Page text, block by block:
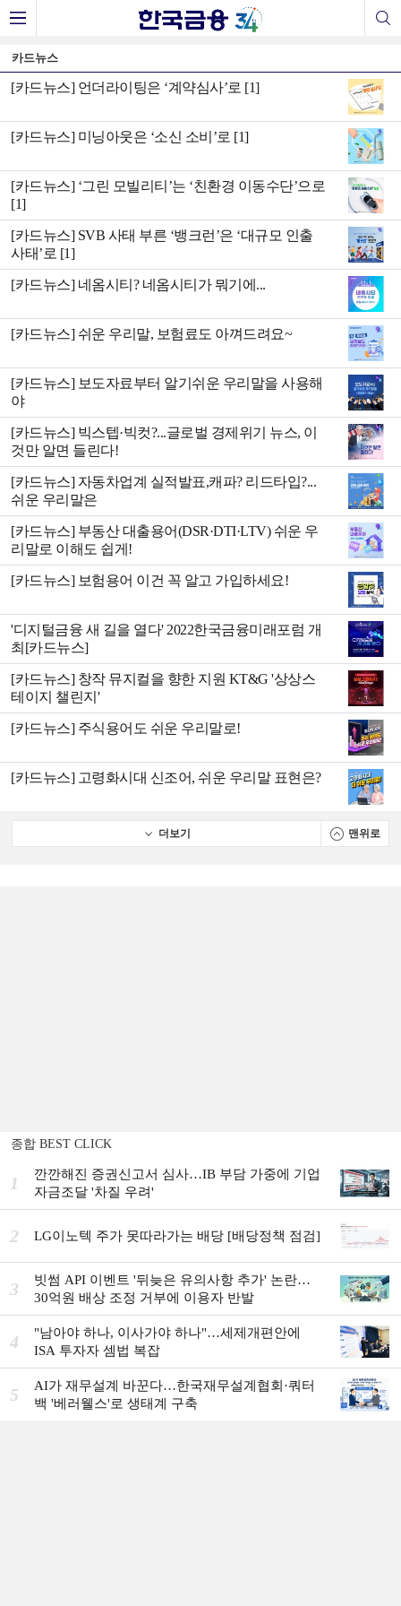
카드뉴스
[카드뉴스] 언더라이팅은 ‘계약심사’로 [1]
[카드뉴스] 미닝아웃은 ‘소신 소비’로 [1]
[카드뉴스] ‘그린 모빌리티’는 ‘친환경 이동수단’으로
[1]
[카드뉴스] SVB 사태 부른 ‘뱅크런’은 ‘대규모 인출
사태’로 [1]
[카드뉴스] 네옴시티? 네옴시티가 뭐기에...
[카드뉴스] 쉬운 우리말, 보험료도 아껴드려요~
[카드뉴스] 보도자료부터 알기쉬운 우리말을 사용해
야
[카드뉴스] 빅스텝·빅컷?...글로벌 경제위기 뉴스, 이
것만 알면 들린다!
[카드뉴스] 자동차업계 실적발표,캐파? 리드타입?...
쉬운 우리말은
[카드뉴스] 부동산 대출용어(DSR·DTI·LTV) 쉬운 우
리말로 이해도 쉽게!
[카드뉴스] 보험용어 이건 꼭 알고 가입하세요!
'디지털금융 새 길을 열다' 2022한국금융미래포럼 개
최[카드뉴스]
[카드뉴스] 창작 뮤지컬을 향한 지원 KT&G '상상스
테이지 챌린지'
[카드뉴스] 주식용어도 쉬운 우리말로!
[카드뉴스] 고령화시대 신조어, 쉬운 우리말 표현은?
더보기 맨위로
종합 BEST CLICK
1
깐깐해진 증권신고서 심사…IB 부담 가중에 기업
자금조달 '차질 우려'
2 LG이노텍 주가 못따라가는 배당 [배당정책 점검]
3
빗썸 API 이벤트 '뒤늦은 유의사항 추가' 논란…
30억원 배상 조정 거부에 이용자 반발
4
"남아야 하나, 이사가야 하나"…세제개편안에
ISA 투자자 셈법 복잡
5
AI가 재무설계 바꾼다…한국재무설계협회·쿼터
백 '베러웰스'로 생태계 구축